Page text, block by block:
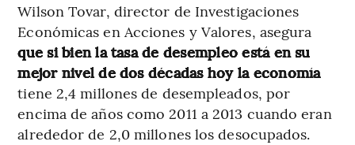
Wilson Tovar, director de Investigaciones
Económicas en Acciones y Valores, asegura
que si bien la tasa de desempleo está en su
mejor nivel de dos décadas hoy la economía
tiene 2,4 millones de desempleados, por
encima de años como 2011 a 2013 cuando eran
alrededor de 2,0 millones los desocupados.